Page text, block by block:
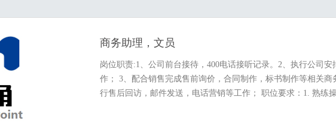
商务助理，文员
岗位职责:1、公司前台接待，400电话接听记录。2、执行公司
作； 3、配合销售完成售前询价，合同制作，标书制作等相关商
行售后回访，邮件发送，电话营销等工作； 职位要求：1. 熟练